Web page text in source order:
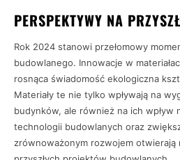
PERSPEKTYWY NA
Rok 2024 stanowi przełomowy
budowlanego. Innowacje w
rosnąca świadomość ekologiczna
Materiały te nie tylko wpływają na
budynków, ale również na ich wpływ
technologii budowlanych oraz
zrównoważonym rozwojem otwierają